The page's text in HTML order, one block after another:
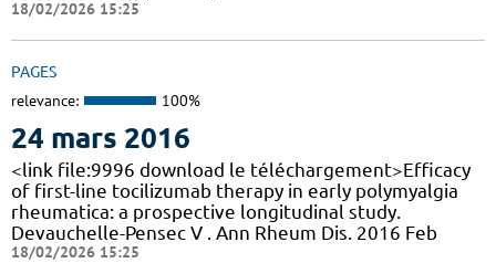
18/02/2026 15:25
PAGES
relevance: 100%
24 mars 2016
<link file:9996 download le téléchargement>Efficacy
of first-line tocilizumab therapy in early polymyalgia
rheumatica: a prospective longitudinal study.
Devauchelle-Pensec V . Ann Rheum Dis. 2016 Feb
18/02/2026 15:25